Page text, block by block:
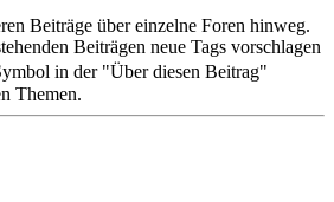
Beiträge über einzelne Foren hinweg.
Beiträgen neue Tags vorschlagen
in der "Über diesen Beitrag"
Themen.